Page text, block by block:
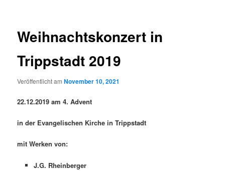
Weihnachtskonzert in
Trippstadt 2019
Veröffentlicht amNovember 10, 2021
22.12.2019 am 4. Advent
in der Evangelischen Kirche in Trippstadt
mit Werken von:
J.G. Rheinberger